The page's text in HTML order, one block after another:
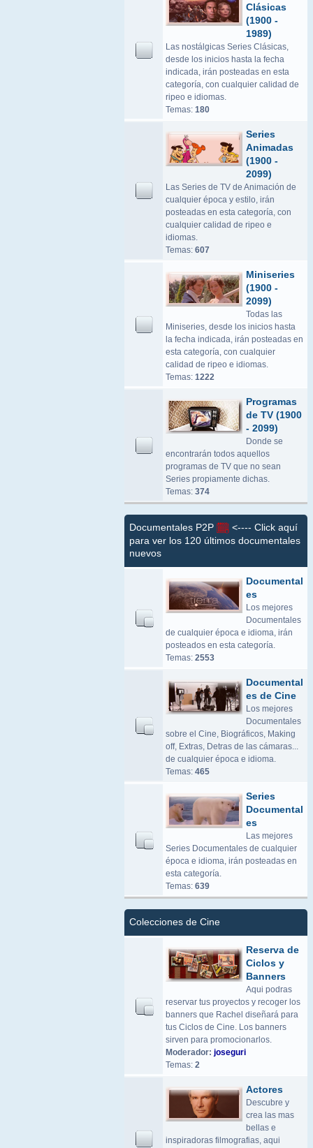
Clásicas
(1900 -
1989)
Las nostálgicas Series Clásicas,
desde los inicios hasta la fecha
indicada, irán posteadas en esta
categoría, con cualquier calidad de
ripeo e idiomas.
Temas: 180
Series
Animadas
(1900 -
2099)
Las Series de TV de Animación de
cualquier época y estilo, irán
posteadas en esta categoría, con
cualquier calidad de ripeo e
idiomas.
Temas: 607
Miniseries
(1900 -
2099)
Todas las
Miniseries, desde los inicios hasta
la fecha indicada, irán posteadas en
esta categoría, con cualquier
calidad de ripeo e idiomas.
Temas: 1222
Programas
de TV (1900
- 2099)
Donde se
encontrarán todos aquellos
programas de TV que no sean
Series propiamente dichas.
Temas: 374
Documentales P2P
<---- Click aquí
para ver los 120 últimos documentales
nuevos
Documental
es
Los mejores
Documentales
de cualquier época e idioma, irán
posteados en esta categoría.
Temas: 2553
Documental
es de Cine
Los mejores
Documentales
sobre el Cine, Biográficos, Making
off, Extras, Detras de las cámaras...
de cualquier época e idioma.
Temas: 465
Series
Documental
es
Las mejores
Series Documentales de cualquier
época e idioma, irán posteadas en
esta categoría.
Temas: 639
Colecciones de Cine
Reserva de
Ciclos y
Banners
Aqui podras
reservar tus proyectos y recoger los
banners que Rachel diseñará para
tus Ciclos de Cine. Los banners
sirven para promocionarlos.
Moderador: joseguri
Temas: 2
Actores
Descubre y
crea las mas
bellas e
inspiradoras filmografias, aqui